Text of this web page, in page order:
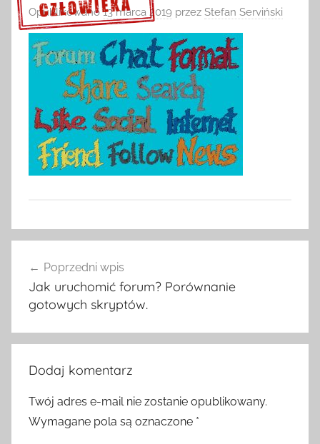
Sprawdź szczegóły >>>
Opublikowano13 marca 2019 przez Stefan Serviński
wpisu
Poprzedni wpis
Jak uruchomić forum? Porównanie
gotowych skryptów.
Dodaj komentarz
Twój adres e-mail nie zostanie opublikowany.
Wymagane pola są oznaczone *